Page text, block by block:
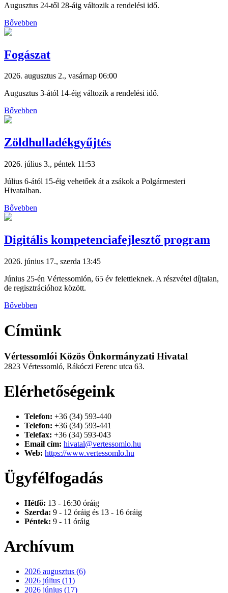
Augusztus 24-től 28-áig változik a rendelési idő.
Bővebben
Fogászat
2026. augusztus 2., vasárnap 06:00
Augusztus 3-ától 14-éig változik a rendelési idő.
Bővebben
Zöldhulladékgyűjtés
2026. július 3., péntek 11:53
Július 6-ától 15-éig vehetőek át a zsákok a Polgármesteri
Hivatalban.
Bővebben
Digitális kompetenciafejlesztő program
2026. június 17., szerda 13:45
Június 25-én Vértessomlón, 65 év felettieknek. A részvétel díjtalan,
de regisztrációhoz között.
Bővebben
Címünk
Vértessomlói Közös Önkormányzati Hivatal
2823 Vértessomló, Rákóczi Ferenc utca 63.
Elérhetőségeink
Telefon: +36 (34) 593-440
Telefon: +36 (34) 593-441
Telefax: +36 (34) 593-043
Email cím: hivatal@vertessomlo.hu
Web: https://www.vertessomlo.hu
Ügyfélfogadás
Hétfő: 13 - 16:30 óráig
Szerda: 9 - 12 óráig és 13 - 16 óráig
Péntek: 9 - 11 óráig
Archívum
2026 augusztus (6)
2026 július (11)
2026 június (17)